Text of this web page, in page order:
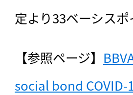
定より33ベーシス
【参照ページ】
social bond